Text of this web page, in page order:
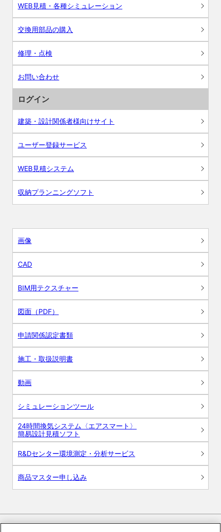
WEB見積・各種シミュレーション
交換用部品の購入
修理・点検
お問い合わせ
ログイン
建築・設計関係者様向けサイト
ユーザー登録サービス
WEB見積システム
収納プランニングソフト
画像
CAD
BIM用テクスチャー
図面（PDF）
申請関係認定書類
施工・取扱説明書
動画
シミュレーションツール
24時間換気システム〈エアスマート〉
簡易設計見積ソフト
R&Dセンター環境測定・分析サービス
商品マスター申し込み